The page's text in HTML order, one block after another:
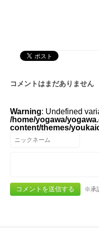
コメントはまだありません
Warning: Undefined
/home/yogawa/
content/themes/
※承